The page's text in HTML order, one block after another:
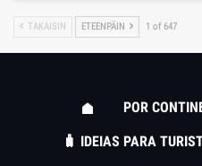
TAKAISIN ETEENPÄIN 1 of 647
POR
🧳 IDEIAS PARA